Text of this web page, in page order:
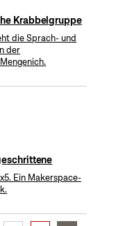
Krabbelgruppe
die Sprach- und
der
Ein Makerspace-